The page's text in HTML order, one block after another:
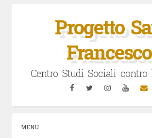
Progetto
Francesco
Centro Studi Sociali
FacebookTwitterInstagramYouTube
MENU